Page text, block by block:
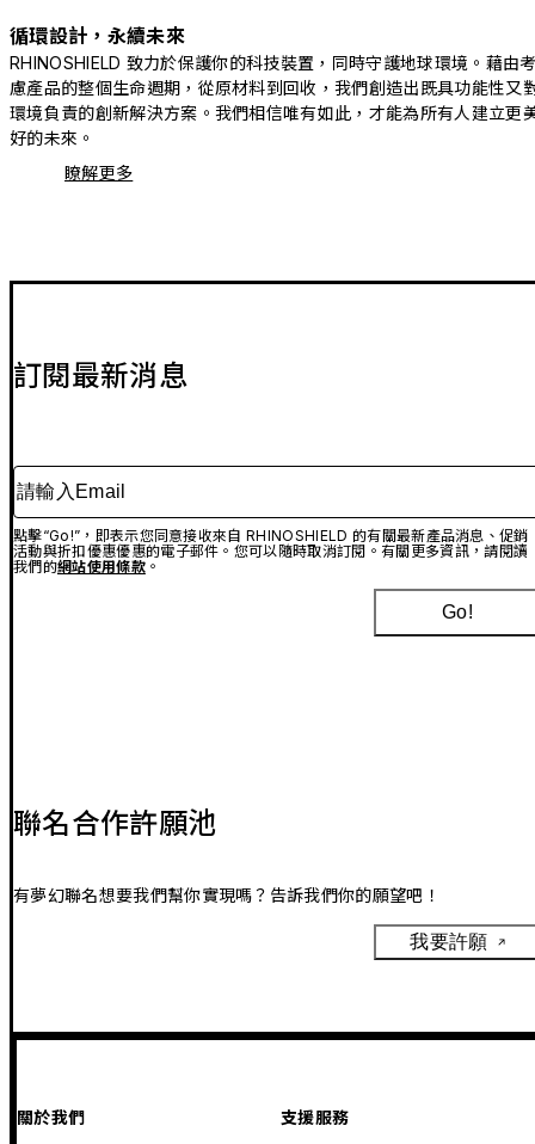
循環設計，永續未來
RHINOSHIELD 致力於保護你的科技裝置，同時守護地球環境。藉由
慮產品的整個生命週期，從原材料到回收，我們創造出既具功能性又
環境負責的創新解決方案。我們相信唯有如此，才能為所有人建立更
好的未來。
瞭解更多
訂閱最新消息
請輸入Email
點擊“Go!”，即表示您同意接收來自 RHINOSHIELD 的有關最新產品消息、促銷
活動與折扣優惠優惠的電子郵件。您可以隨時取消訂閱。有關更多資訊，請閱讀
我們的網站使用條款。
Go!
聯名合作許願池
有夢幻聯名想要我們幫你實現嗎？告訴我們你的願望吧！
我要許願
關於我們 支援服務